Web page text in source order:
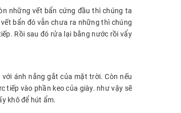
những vết bẩn cứng đầu thì chúng ta
bẩn đó vẫn chưa ra những thì chúng
Rồi sau đó rửa lại bằng nước rồi vẩy
ánh nắng gắt của mặt trời. Còn nếu
tiếp vào phần keo của giày. như vậy sẽ
khô để hút ẩm.